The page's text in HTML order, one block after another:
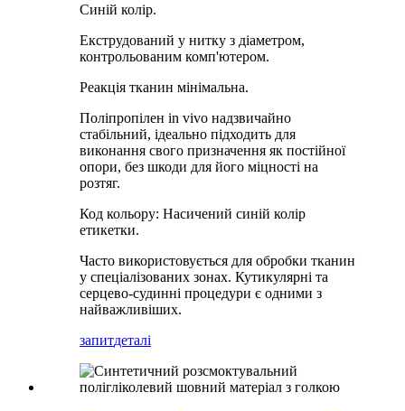
Синій колір.
Екструдований у нитку з діаметром,
контрольованим комп'ютером.
Реакція тканин мінімальна.
Поліпропілен in vivo надзвичайно
стабільний, ідеально підходить для
виконання свого призначення як постійної
опори, без шкоди для його міцності на
розтяг.
Код кольору: Насичений синій колір
етикетки.
Часто використовується для обробки тканин
у спеціалізованих зонах. Кутикулярні та
серцево-судинні процедури є одними з
найважливіших.
запитдеталі